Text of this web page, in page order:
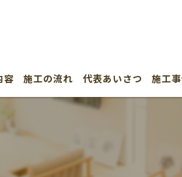
容 施工の流れ 代表あいさつ 施工